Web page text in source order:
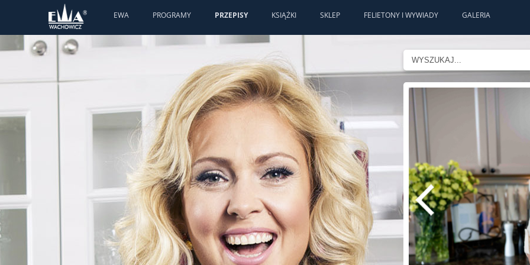
EWA PROGRAMY PRZEPISY KSIĄŻKI SKLEP FELIETONY I WYWIADY GALERIA